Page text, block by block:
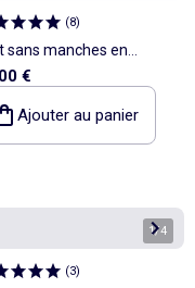
(8)
sans manches en
€
Ajouter au panier
1/4
(3)